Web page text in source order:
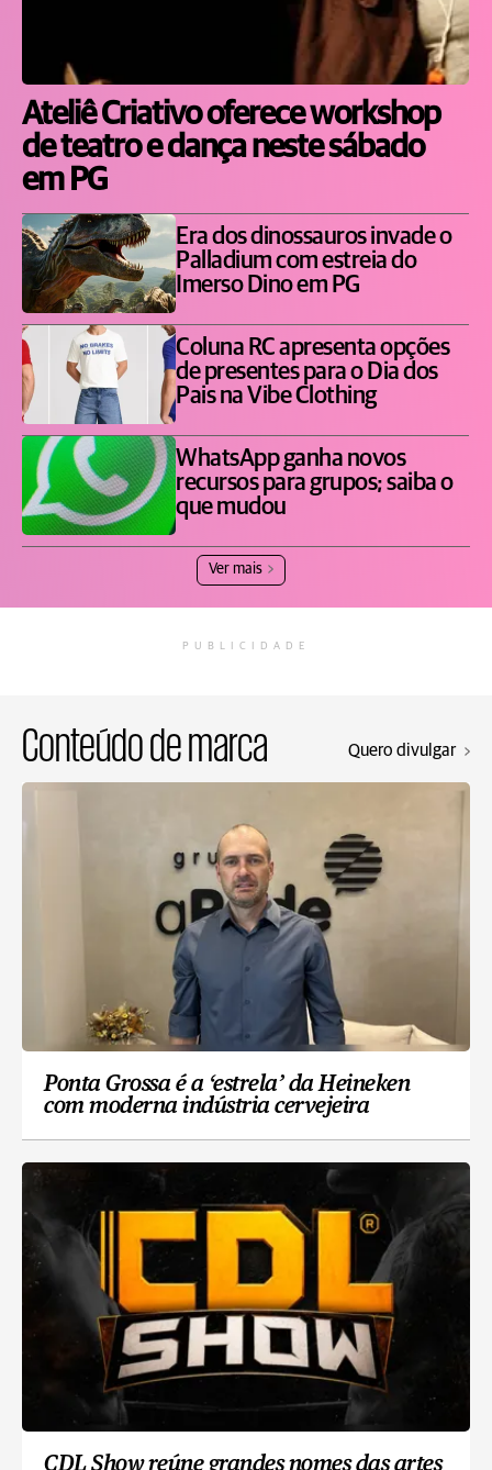
Ateliê Criativo oferece workshop
de teatro e dança neste sábado
em PG
Era dos dinossauros invade o
Palladium com estreia do
Imerso Dino em PG
Coluna RC apresenta opções
de presentes para o Dia dos
Pais na Vibe Clothing
WhatsApp ganha novos
recursos para grupos; saiba o
que mudou
Ver mais
PUBLICIDADE
Conteúdo de marca Quero divulgar
Ponta Grossa é a ‘estrela’ da Heineken
com moderna indústria cervejeira
CDL Show reúne grandes nomes das artes